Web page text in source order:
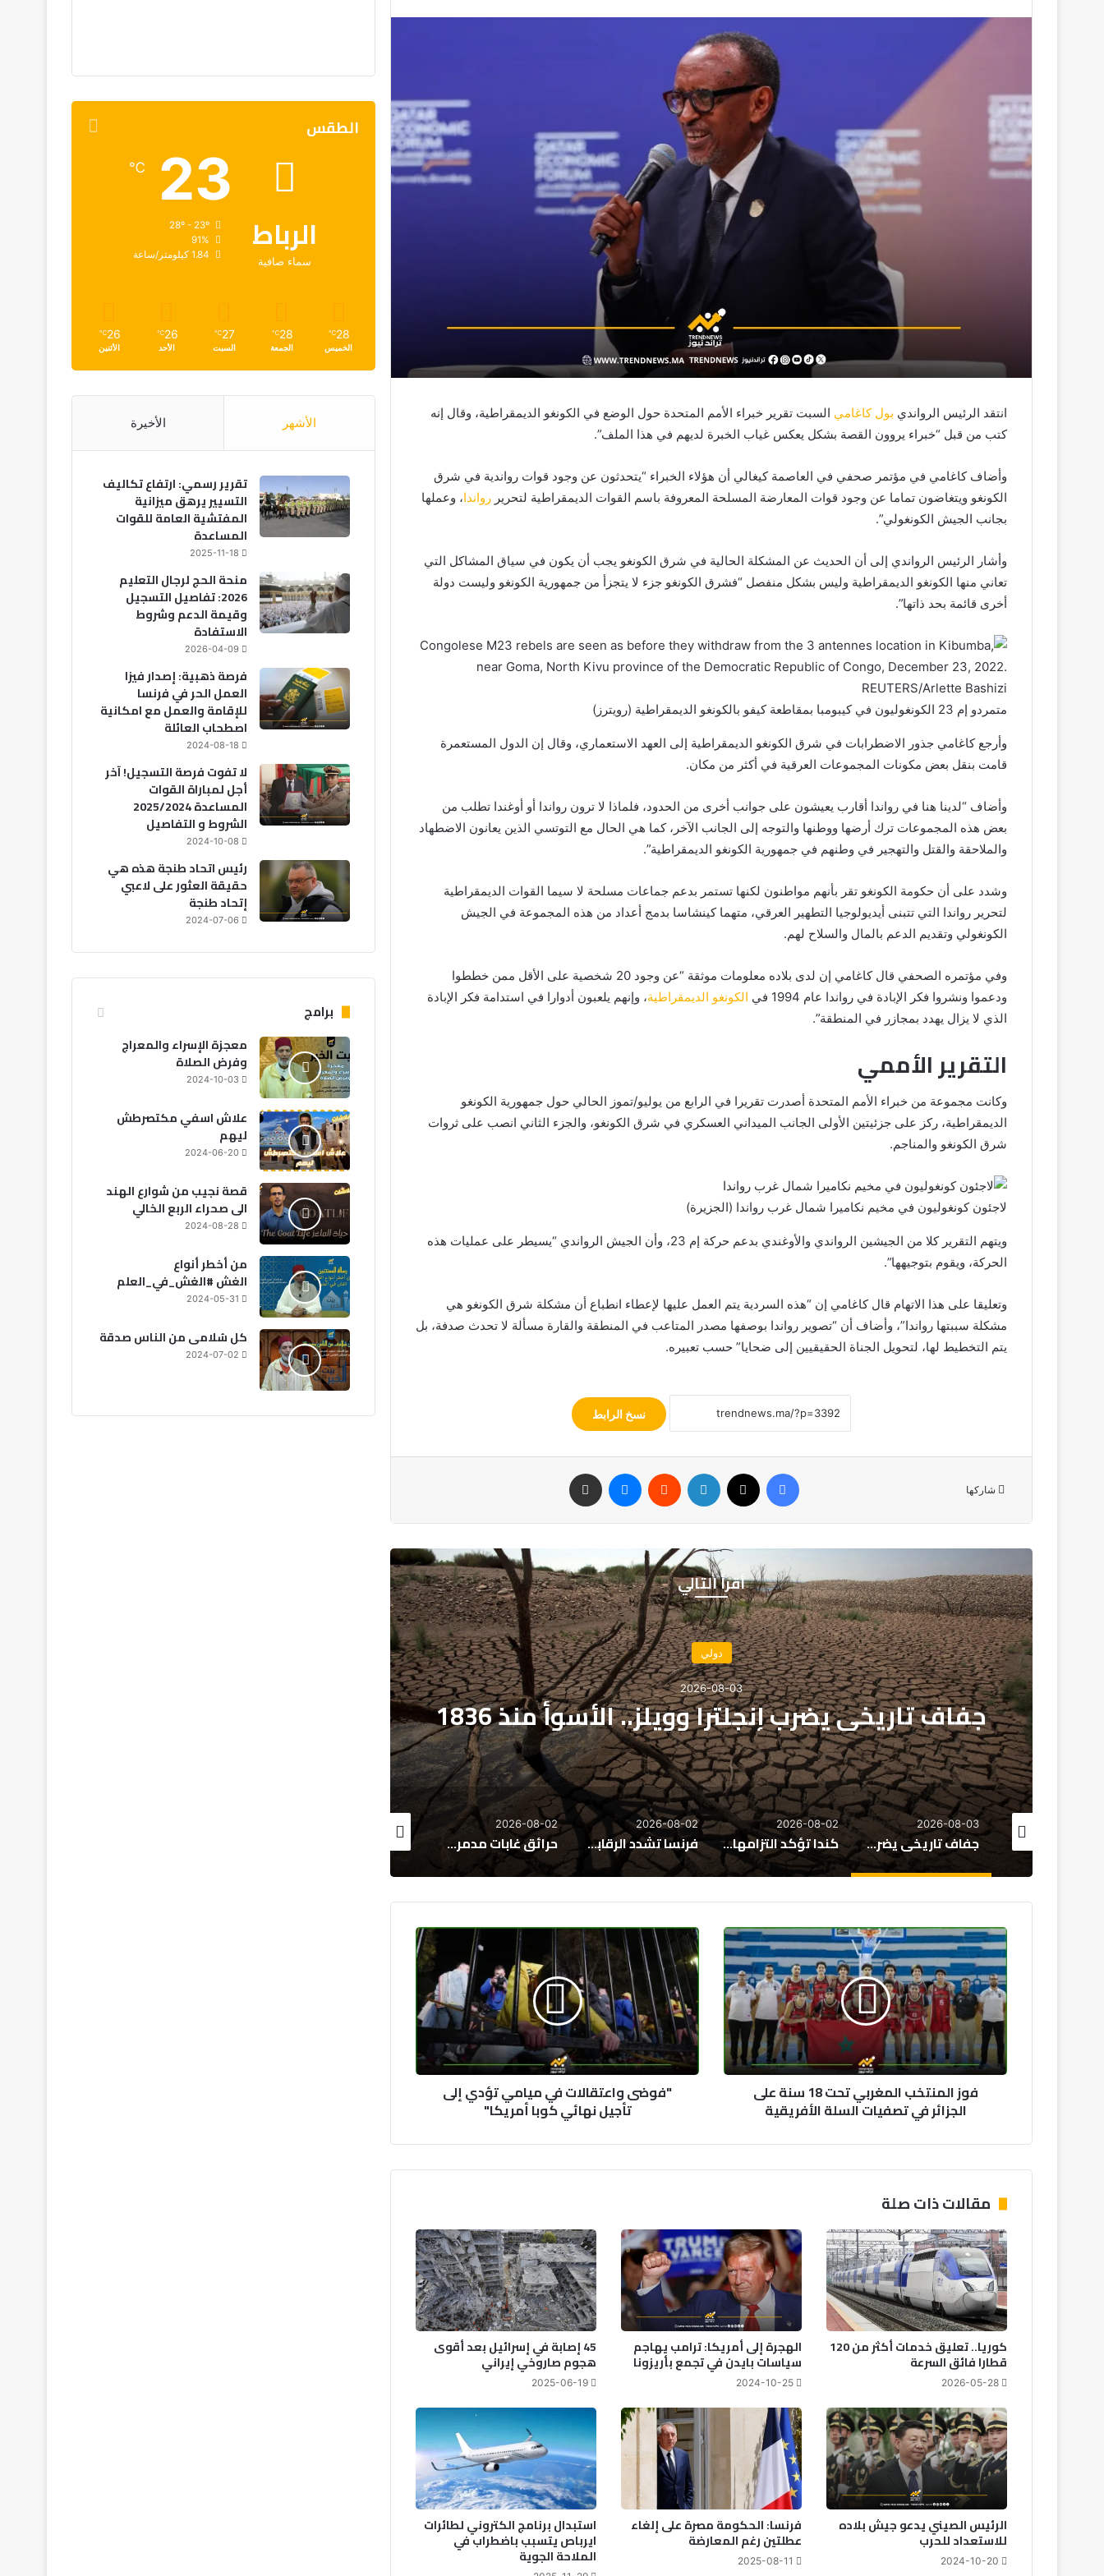
انتقد الرئيس الرواندي بول كاغامي السبت تقرير خبراء الأمم المتحدة حول الوضع في الكونغو الديمقراطية، وقال إنه
كتب من قبل “خبراء يروون القصة بشكل يعكس غياب الخبرة لديهم في هذا الملف”.
وأضاف كاغامي في مؤتمر صحفي في العاصمة كيغالي أن هؤلاء الخبراء “يتحدثون عن وجود قوات رواندية في شرق
الكونغو ويتغاضون تماما عن وجود قوات المعارضة المسلحة المعروفة باسم القوات الديمقراطية لتحرير رواندا، وعملها
بجانب الجيش الكونغولي”.
وأشار الرئيس الرواندي إلى أن الحديث عن المشكلة الحالية في شرق الكونغو يجب أن يكون في سياق المشاكل التي
تعاني منها الكونغو الديمقراطية وليس بشكل منفصل “فشرق الكونغو جزء لا يتجزأ من جمهورية الكونغو وليست دولة
أخرى قائمة بحد ذاتها”.
متمردو إم 23 الكونغوليون في كيبومبا بمقاطعة كيفو بالكونغو الديمقراطية (رويترز)
وأرجع كاغامي جذور الاضطرابات في شرق الكونغو الديمقراطية إلى العهد الاستعماري، وقال إن الدول المستعمرة
قامت بنقل بعض مكونات المجموعات العرقية في أكثر من مكان.
وأضاف “لدينا هنا في رواندا أقارب يعيشون على جوانب أخرى من الحدود، فلماذا لا ترون رواندا أو أوغندا تطلب من
بعض هذه المجموعات ترك أرضها ووطنها والتوجه إلى الجانب الآخر، كما هي الحال مع التوتسي الذين يعانون الاضطهاد
والملاحقة والقتل والتهجير في وطنهم في جمهورية الكونغو الديمقراطية”.
وشدد على أن حكومة الكونغو تقر بأنهم مواطنون لكنها تستمر بدعم جماعات مسلحة لا سيما القوات الديمقراطية
لتحرير رواندا التي تتبنى أيديولوجيا التطهير العرقي، متهما كينشاسا بدمج أعداد من هذه المجموعة في الجيش
الكونغولي وتقديم الدعم بالمال والسلاح لهم.
وفي مؤتمره الصحفي قال كاغامي إن لدى بلاده معلومات موثقة “عن وجود 20 شخصية على الأقل ممن خططوا
ودعموا ونشروا فكر الإبادة في رواندا عام 1994 في
الكونغو الديمقراطية، وإنهم يلعبون أدوارا في استدامة فكر الإبادة
الذي لا يزال يهدد بمجازر في المنطقة”.
التقرير الأممي
وكانت مجموعة من خبراء الأمم المتحدة أصدرت تقريرا في الرابع من يوليو/تموز الحالي حول جمهورية الكونغو
الديمقراطية، ركز على جزئيتين الأولى الجانب الميداني العسكري في شرق الكونغو، والجزء الثاني انصب على ثروات
شرق الكونغو والمناجم.
لاجئون كونغوليون في مخيم نكاميرا شمال غرب رواندا (الجزيرة)
ويتهم التقرير كلا من الجيشين الرواندي والأوغندي بدعم حركة إم 23، وأن الجيش الرواندي “يسيطر على عمليات هذه
الحركة، ويقوم بتوجيهها”.
وتعليقا على هذا الاتهام قال كاغامي إن “هذه السردية يتم العمل عليها لإعطاء انطباع أن مشكلة شرق الكونغو هي
مشكلة سببتها رواندا”، وأضاف أن “تصوير رواندا بوصفها مصدر المتاعب في المنطقة والقارة مسألة لا تحدث صدفة، بل
يتم التخطيط لها، لتحويل الجناة الحقيقيين إلى ضحايا” حسب تعبيره.
نسخ الرابط
شاركها
فيسبوك لينكدإن ماسنجر
أقرأ التالي
اقتصاد
2026-08-02
كندا تؤكد التزامها بتعزيز العلاقات المغربية
الكندية وتوسيع مجالات التعاون
جفاف تاريخي يضرب إنجلترا وويلز.. الأسوأ منذ 1836
2026-08-02
كندا تؤكد التزامها بتعزيز العلاقات المغربية الكندية وتوسيع مجالات التعاون
2026-08-02
فرنسا تشدد الرقابة على الاستثمارات الأجنبية
2026-08-02
حرائق غابات مدمرة تجتاح سبوكان الأمريكية وتخلف دمارًا واسعًا
2026-08-02
ضحايا الهجرة إلى سبتة.. تجهيز مرافق لاستيعاب 200 جثمان مع استمرار عمليات البحث
2026-08-02
فوز
المنتخب
المغربي
تحت
18
سنة
على
الجزائر
في
تصفيات
فوز المنتخب المغربي تحت 18 سنة على
الجزائر في تصفيات السلة الأفريقية
"فوضى
واعتقالات
في
ميامي
تؤدي
إلى
تأجيل
نهائي
كوبا
أمريكا""فوضى واعتقالات في ميامي تؤدي إلى
تأجيل نهائي كوبا أمريكا"
مقالات ذات صلة
كوريا.. تعليق خدمات أكثر من 120
قطارا فائق السرعة
2026-05-28
الهجرة إلى أمريكا: ترامب يهاجم
سياسات بايدن في تجمع بأريزونا
2024-10-25
45 إصابة في إسرائيل بعد أقوى
هجوم صاروخي إيراني
2025-06-19
الرئيس الصيني يدعو جيش بلاده
للاستعداد للحرب
2024-10-20
فرنسا: الحكومة مصرة على إلغاء
عطلتين رغم المعارضة
2025-08-11
استبدال برنامج الكتروني لطائرات
ايرباص يتسبب باضطراب في
الملاحة الجوية
الطقس
الرباط
سماء صافية
23
℃
91%
1.84 كيلومتر/ساعة
28
℃
الخميس
28
℃
الجمعة
27
℃
السبت
26
℃
الأحد
26
℃
الأثنين
الأشهر الأخيرة
تقرير رسمي: ارتفاع تكاليف
التسيير يرهق ميزانية
المفتشية العامة للقوات
المساعدة
2025-11-18
منحة الحج لرجال التعليم
2026: تفاصيل التسجيل
وقيمة الدعم وشروط
الاستفادة
2026-04-09
فرصة ذهبية: إصدار فيزا
العمل الحر في فرنسا
للإقامة والعمل مع امكانية
اصطحاب العائلة
2024-08-18
لا تفوت فرصة التسجيل! آخر
أجل لمباراة القوات
المساعدة 2025/2024
الشروط و التفاصيل
2024-10-08
رئيس اتحاد طنجة هذه هي
حقيقة العثور على لاعبي
إتحاد طنجة
2024-07-06
برامج
معجزة الإسراء والمعراج
وفرض الصلاة
2024-10-03
علاش اسفي مكتصرطش
ليهم
2024-06-20
قصة نجيب من شوارع الهند
الى صحراء الربع الخالي
2024-08-28
من أخطر أنواع
الغش #الغش_في_العلم
2024-05-31
كل سُلامى من الناس صدقة
2024-07-02